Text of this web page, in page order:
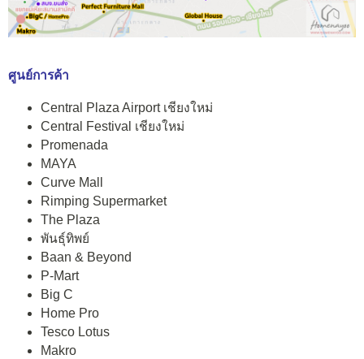
ศูนย์การค้า
Central Plaza Airport เชียงใหม่
Central Festival เชียงใหม่
Promenada
MAYA
Curve Mall
Rimping Supermarket
The Plaza
พันธุ์ทิพย์
Baan & Beyond
P-Mart
Big C
Home Pro
Tesco Lotus
Makro